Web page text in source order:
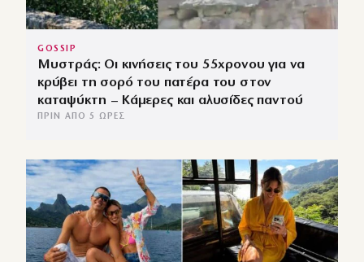
GOSSIP
Μυστράς: Οι κινήσεις του 55χρονου για να
κρύβει τη σορό του πατέρα του στον
καταψύκτη – Κάμερες και αλυσίδες παντού
ΠΡΙΝ ΑΠΌ 5 ΏΡΕΣ